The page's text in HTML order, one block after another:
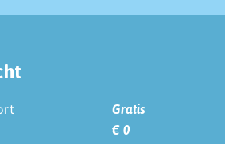
Gratis
€ 0